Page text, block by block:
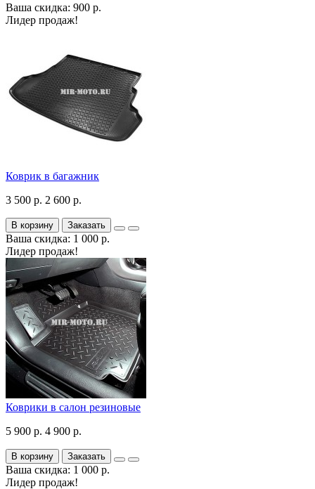
Ваша скидка: 900 р.
Лидер продаж!
Коврик в багажник
3 500 р. 2 600 р.
В корзину Заказать
Ваша скидка: 1 000 р.
Лидер продаж!
Коврики в салон резиновые
5 900 р. 4 900 р.
В корзину Заказать
Ваша скидка: 1 000 р.
Лидер продаж!